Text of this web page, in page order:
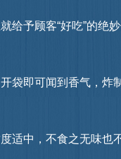
予顾客“好吃”的绝妙
可闻到香气，炸制后，
甜度适中，不食之无味